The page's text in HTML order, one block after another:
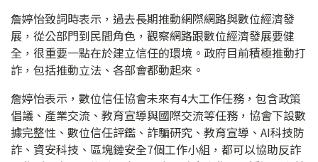
詹婷怡致詞時表示，過去長期推動網際網路與數位經濟發
展，從公部門到民間角色，觀察網路跟數位經濟發展要健
全，很重要一點在於建立信任的環境。政府目前積極推動打
詐，包括推動立法、各部會都動起來。
詹婷怡表示，數位信任協會未來有4大工作任務，包含政策
倡議、產業交流、教育宣導與國際交流等任務，協會下設數
據完整性、數位信任評鑑、詐騙研究、教育宣導、AI科技防
詐、資安科技、區塊鏈安全7個工作小組，都可以協助反詐